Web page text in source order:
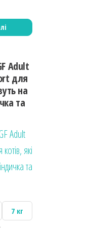
Adult
для
на
та
7 кг